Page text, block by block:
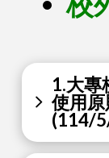
1.大專
使用原
(114/